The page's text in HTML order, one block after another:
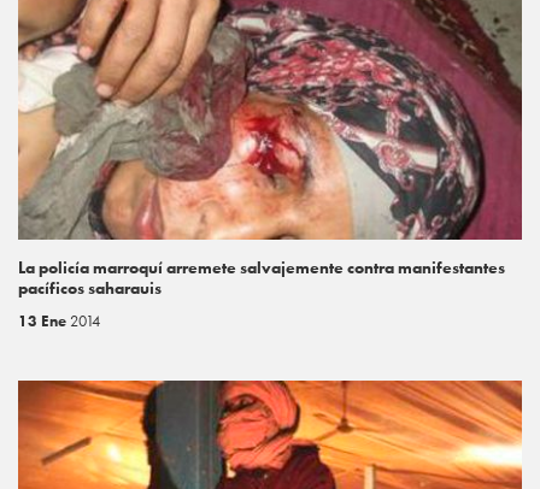
La policía marroquí arremete salvajemente contra manifestantes
pacíficos saharauis
13 Ene 2014